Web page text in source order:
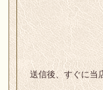
送信後、すぐに当